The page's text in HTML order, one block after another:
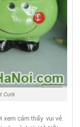
Cười
xem cảm thấy vui vẻ.